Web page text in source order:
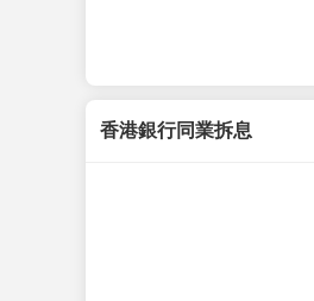
香港銀行同業拆息